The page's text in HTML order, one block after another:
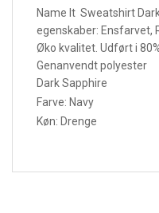
Name It Sweatshirt
egenskaber: Ensfarvet,
Øko kvalitet. Udført i
Genanvendt polyester
Dark Sapphire
Farve: Navy
Køn: Drenge